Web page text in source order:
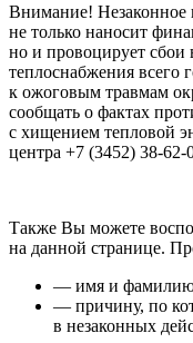
Внимание! Незаконное
не только наносит
но и провоцирует сбои
теплоснабжения всего
к ожоговым травмам
сообщать о фактах
с хищением тепловой
центра +7 (3452) 38-62-
Также Вы можете
на данной странице.
— имя и фамилию
— причину, по
в незаконных